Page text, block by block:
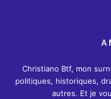
A
Christiano Btf, mon
politiques, historiques,
autres. Et je